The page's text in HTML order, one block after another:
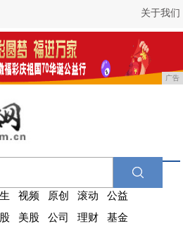
关于我们
广告
视频 原创 滚动
公益
美股 公司 理财
基金